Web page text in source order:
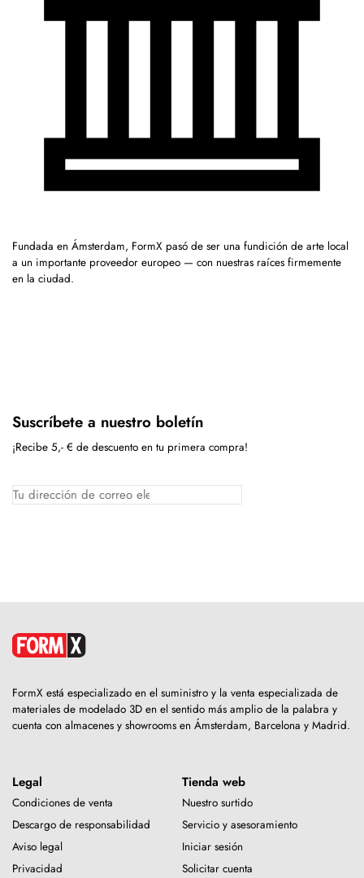
Fundada en Ámsterdam, FormX pasó de ser una fundición de arte local
a un importante proveedor europeo — con nuestras raíces firmemente
en la ciudad.
Suscríbete a nuestro boletín
¡Recibe 5,- € de descuento en tu primera compra!
FormX está especializado en el suministro y la venta especializada de
materiales de modelado 3D en el sentido más amplio de la palabra y
cuenta con almacenes y showrooms en Ámsterdam, Barcelona y Madrid.
Legal
Condiciones de venta
Descargo de responsabilidad
Aviso legal
Privacidad
Tienda web
Nuestro surtido
Servicio y asesoramiento
Iniciar sesión
Solicitar cuenta